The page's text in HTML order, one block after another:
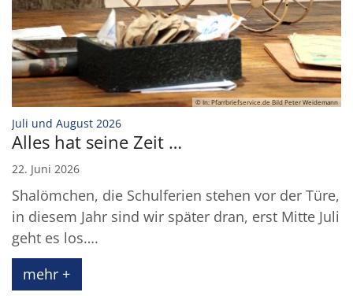
© In: Pfarrbriefservice.de Bild Peter Weidemann
Juli und August 2026:
Alles hat seine Zeit …
22. Juni 2026
Shalömchen, die Schulferien stehen vor der Türe,
in diesem Jahr sind wir später dran, erst Mitte Juli
geht es los….
mehr +